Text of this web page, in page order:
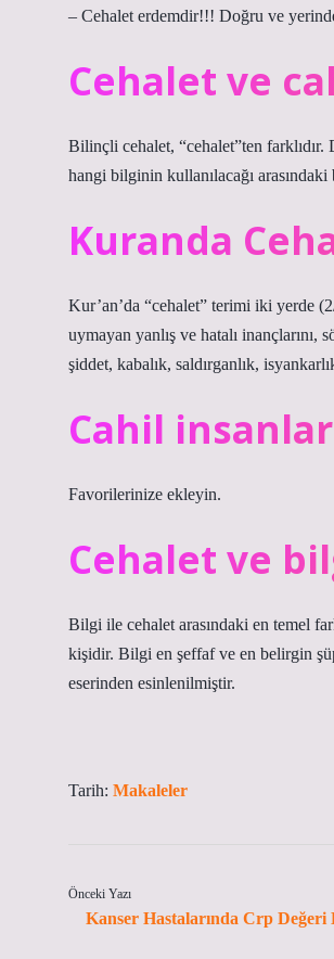
– Cehalet erdemdir!!! Doğru ve
Cehalet ve
Bilinçli cehalet, “cehalet”ten
hangi bilginin kullanılacağı arasındaki
Kuranda
Kur’an’da “cehalet” terimi iki yerde
uymayan yanlış ve hatalı
şiddet, kabalık, saldırganlık,
Cahil
Favorilerinize ekleyin.
Cehalet ve
Bilgi ile cehalet arasındaki en temel
kişidir. Bilgi en şeffaf ve en belirgin
eserinden esinlenilmiştir.
Tarih: Makaleler
Önceki Yazı
Kanser Hastalarında Crp Değeri